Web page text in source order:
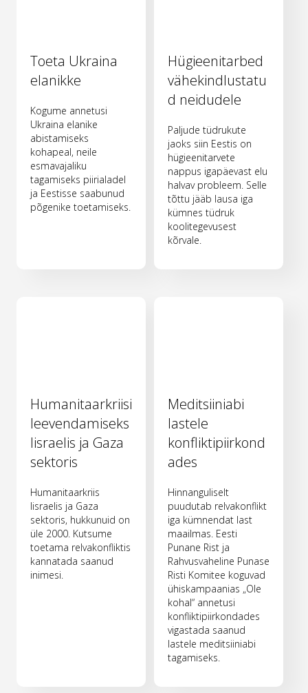
Toeta Ukraina
elanikke
Kogume annetusi
Ukraina elanike
abistamiseks
kohapeal, neile
esmavajaliku
tagamiseks piirialadel
ja Eestisse saabunud
põgenike toetamiseks.
Hügieenitarbed
vähekindlustatu
d neidudele
Paljude tüdrukute
jaoks siin Eestis on
hügieenitarvete
nappus igapäevast elu
halvav probleem. Selle
tõttu jääb lausa iga
kümnes tüdruk
koolitegevusest
kõrvale.
Humanitaarkriisi
leevendamiseks
Iisraelis ja Gaza
sektoris
Humanitaarkriis
Iisraelis ja Gaza
sektoris, hukkunuid on
üle 2000. Kutsume
toetama relvakonfliktis
kannatada saanud
inimesi.
Meditsiiniabi
lastele
konfliktipiirkond
ades
Hinnanguliselt
puudutab relvakonflikt
iga kümnendat last
maailmas. Eesti
Punane Rist ja
Rahvusvaheline Punase
Risti Komitee koguvad
ühiskampaanias „Ole
kohal“ annetusi
konfliktipiirkondades
vigastada saanud
lastele meditsiiniabi
tagamiseks.